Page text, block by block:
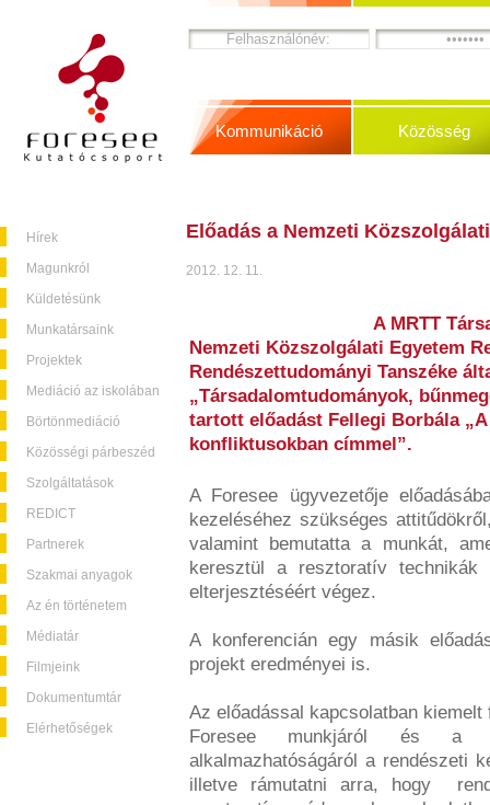
Hírek
Magunkról
Küldetésünk
Munkatársaink
Projektek
Mediáció az iskolában
Börtönmediáció
Közösségi párbeszéd
Szolgáltatások
REDICT
Partnerek
Szakmai anyagok
Az én történetem
Médiatár
Filmjeink
Dokumentumtár
Elérhetőségek
Kommunikáció Közösség
Előadás a Nemzeti
2012. 12. 11.
A MRTT
Nemzeti Közszolgálati Egyetem
Rendészettudományi Tanszéke
„Társadalomtudományok,
tartott előadást Fellegi Borbála
konfliktusokban címmel”.
A Foresee ügyvezetője
kezeléséhez szükséges
valamint bemutatta a munkát,
keresztül a resztoratív technikák
elterjesztéséért végez.
A konferencián egy másik
projekt eredményei is.
Az előadással kapcsolatban
Foresee munkjáról és a
alkalmazhatóságáról a rendészeti
illetve rámutatni arra, hogy